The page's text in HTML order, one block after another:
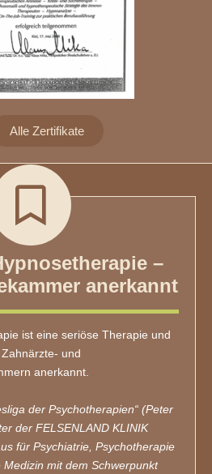
Alle Zertifikate
–
anerkannt
ist eine seriöse Therapie und
und
anerkannt.
der Psychotherapien“ (Peter
der FELSENLAND KLINIK
für Psychiatrie, Psychotherapie
mit dem Schwerpunkt